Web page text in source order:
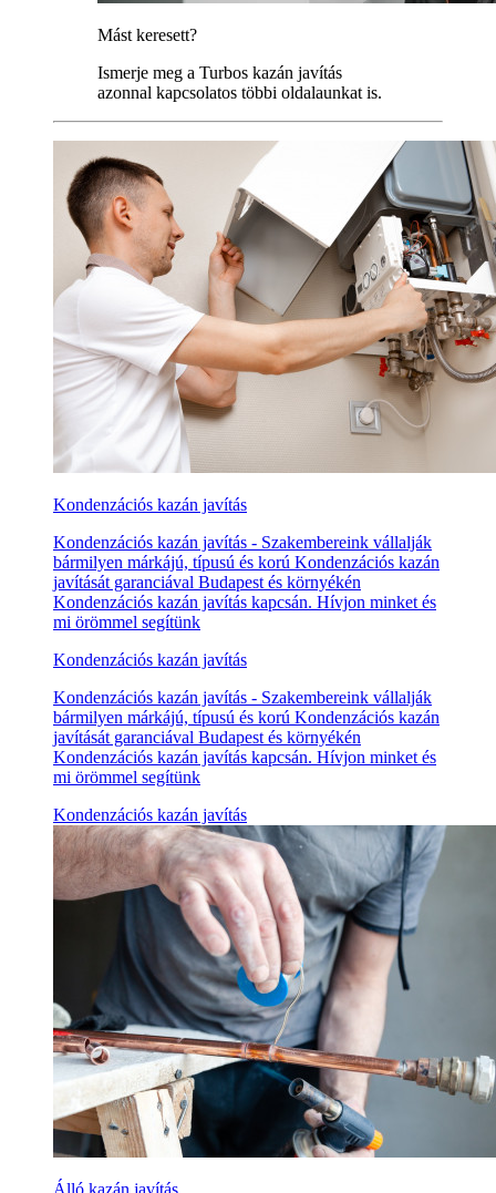
Mást keresett?
Ismerje meg a Turbos kazán javítás
azonnal kapcsolatos többi oldalaunkat is.
Kondenzációs kazán javítás
Kondenzációs kazán javítás - Szakembereink vállalják
bármilyen márkájú, típusú és korú Kondenzációs kazán
javítását garanciával Budapest és környékén
Kondenzációs kazán javítás kapcsán. Hívjon minket és
mi örömmel segítünk
Kondenzációs kazán javítás
Kondenzációs kazán javítás - Szakembereink vállalják
bármilyen márkájú, típusú és korú Kondenzációs kazán
javítását garanciával Budapest és környékén
Kondenzációs kazán javítás kapcsán. Hívjon minket és
mi örömmel segítünk
Kondenzációs kazán javítás